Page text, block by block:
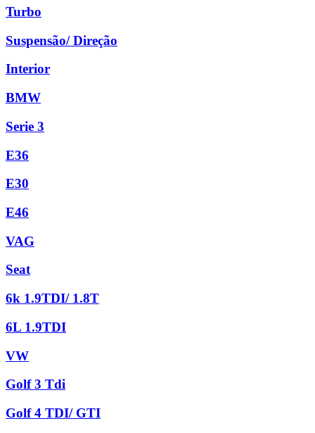
Turbo
Suspensão/ Direção
Interior
BMW
Serie 3
E36
E30
E46
VAG
Seat
6k 1.9TDI/ 1.8T
6L 1.9TDI
VW
Golf 3 Tdi
Golf 4 TDI/ GTI